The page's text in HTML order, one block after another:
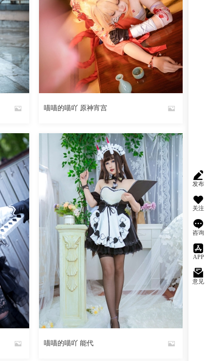
发布
关注
咨询
APP
意见
0 回复
0 回复
532 阅读 0 回复
魅丝社
899 阅读 0 回复
喵喵的喵吖 原神宵宫
喵喵的喵吖 能代